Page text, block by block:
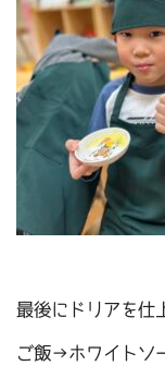
最後にドリアを仕
ご飯→ホワイトソ